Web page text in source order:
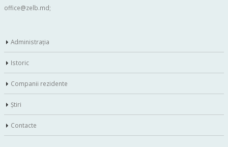
office@zelb.md;
Administraţia
Istoric
Companii rezidente
Ştiri
Contacte